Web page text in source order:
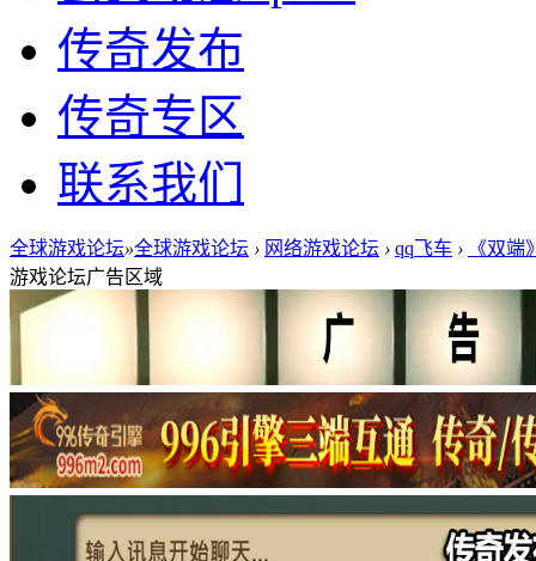
传奇发布
传奇专区
联系我们
全球游戏论坛»全球游戏论坛 › 网络游戏论坛 › qq飞车 ›
《双
游戏论坛广告区域